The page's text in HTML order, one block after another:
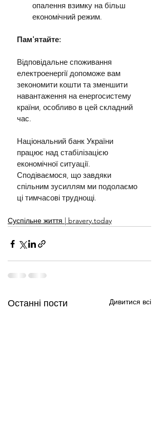
опалення взимку на більш
економічний режим.
Пам'ятайте:
Відповідальне споживання
електроенергії допоможе вам
зекономити кошти та зменшити
навантаження на енергосистему
країни, особливо в цей складний
час.
Національний банк України
працює над стабілізацією
економічної ситуації.
Сподіваємося, що завдяки
спільним зусиллям ми подолаємо
ці тимчасові труднощі.
Суспільне життя | bravery.today
Останні пости Дивитися всі